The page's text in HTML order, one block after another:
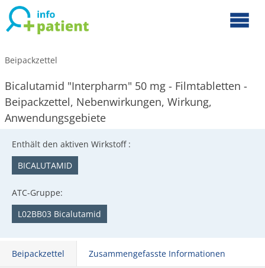
Beipackzettel
Bicalutamid "Interpharm" 50 mg - Filmtabletten -
Beipackzettel, Nebenwirkungen, Wirkung,
Anwendungsgebiete
Enthält den aktiven Wirkstoff :
BICALUTAMID
ATC-Gruppe:
L02BB03 Bicalutamid
Beipackzettel Zusammengefasste Informationen